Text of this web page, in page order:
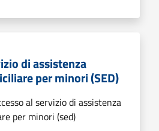
di assistenza
per minori (SED)
al servizio di assistenza
per minori (sed)